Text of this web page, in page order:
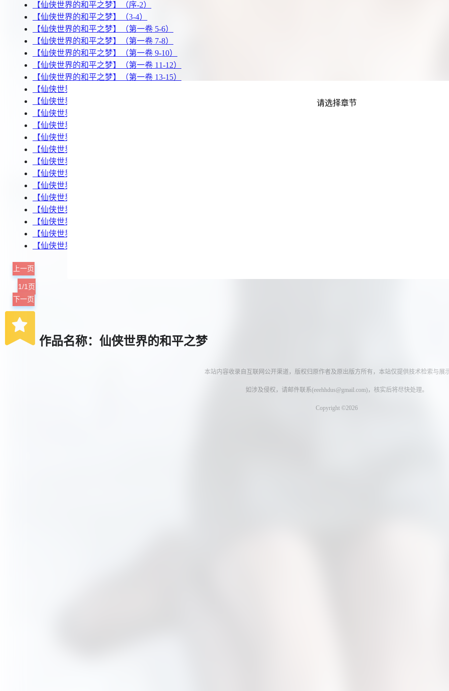
【仙侠世界的和平之梦】（序-2）
【仙侠世界的和平之梦】（3-4）
【仙侠世界的和平之梦】（第一卷 5-6）
【仙侠世界的和平之梦】（第一卷 7-8）
【仙侠世界的和平之梦】（第一卷 9-10）
【仙侠世界的和平之梦】（第一卷 11-12）
【仙侠世界的和平之梦】（第一卷 13-15）
【仙侠世界的和平之梦】（第二卷 16-17）
【仙侠世界的和平之梦】（第二卷 18-19）
【仙侠世界的和平之梦】（第二卷 20-22）
【仙侠世界的和平之梦】（第二卷 23 -24）
【仙侠世界的和平之梦】（第二卷 25）
【仙侠世界的和平之梦】（第二卷 26）
【仙侠世界的和平之梦】（第二卷 27）
【仙侠世界的和平之梦】（第二卷 28）
【仙侠世界的和平之梦】（第二卷 29）
【仙侠世界的和平之梦】（第二卷 30）
【仙侠世界的和平之梦】（第二卷 31）
【仙侠世界的和平之梦】（第二卷 32）
【仙侠世界的和平之梦】（第二卷 33）
【仙侠世界的和平之梦】（第二卷 34）
上一页
1/1页
下一页
作品名称：仙侠世界的和平之梦
请选择章节
本站内容收录自互联网公开渠道，版权归原作者及原出版方所有，本站仅提供技术检索与展
如涉及侵权，请邮件联系(eeehhdus@gmail.com)，核实后将尽快处理。
Copyright ©2026